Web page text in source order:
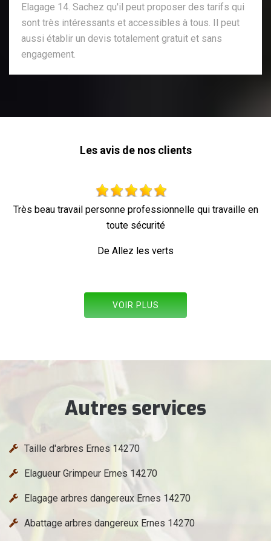
Elagage 14. Sachez qu'il peut proposer des tarifs qui
sont très intéressants et accessibles à tous. Il peut
aussi établir un devis totalement gratuit et sans
engagement.
Les avis de nos clients
en Parfait !
VOIR PLUS
Autres services
Taille d'arbres Ernes 14270
Elagueur Grimpeur Ernes 14270
Elagage arbres dangereux Ernes 14270
Abattage arbres dangereux Ernes 14270